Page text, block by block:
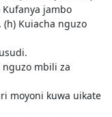
jambo
Kuiacha nguzo
mbili za
moyoni kuwa uikate